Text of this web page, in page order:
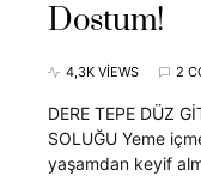
Dostum!
4,3K VIEWS 2
DERE TEPE DÜZ
SOLUĞU Yeme
yaşamdan keyif